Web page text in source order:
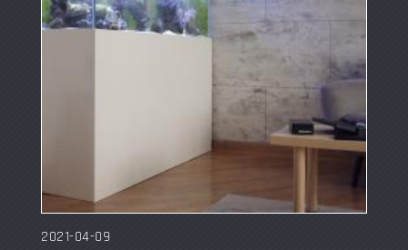
2021-04-09